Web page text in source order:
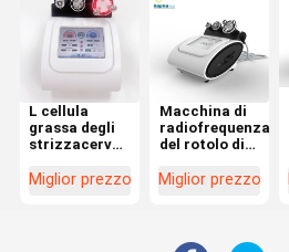
L cellula
grassa degli
strizzacervelli
macchina di
Miglior prezzo
Macchina di
radiofrequenza
del rotolo di
360 gradi per
Miglior prezzo